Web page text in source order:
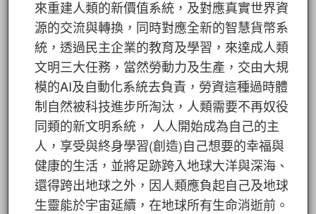
來重建人類的新價值系統，及對應真實世界資
源的交流與轉換，同時對應全新的智慧貨幣系
統，透過民主企業的教育及學習，來達成人類
文明三大任務，當然勞動力及生產，交由大規
模的AI及自動化系統去負責，勞資這種過時體
制自然被科技進步所淘汰，人類需要不再奴役
同類的新文明系統， 人人開始成為自己的主
人，享受與終身學習(創造)自己想要的幸福與
健康的生活，並將足跡跨入地球大洋與深海、
還得跨出地球之外，因人類應負起自己及地球
生靈能於宇宙延續，在地球所有生命消逝前。